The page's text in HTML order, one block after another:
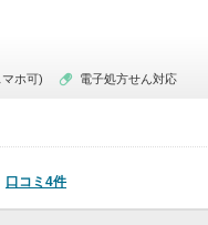
ホ可) 電子処方せん対応
口コミ4件